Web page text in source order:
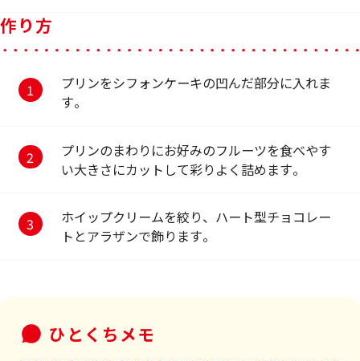
作り方
プリンをシフォンケーキの凹んだ部分に入れま
す。
プリンのまわりにお好みのフルーツを食べやす
い大きさにカットして彩りよく詰めます。
ホイップクリームを絞り、ハート型チョコレー
トとアラザンで飾ります。
ひとくちメモ